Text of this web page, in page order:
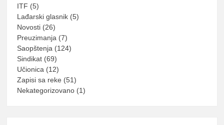
ITF (5)
Lađarski glasnik (5)
Novosti (26)
Preuzimanja (7)
Saopštenja (124)
Sindikat (69)
Učionica (12)
Zapisi sa reke (51)
Nekategorizovano (1)